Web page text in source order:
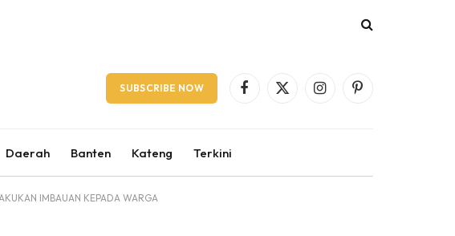
SUBSCRIBE NOW Facebook
X
InstagramPinterest
Daerah Banten Kateng Terkini
IMBAUAN KEPADA WARGA